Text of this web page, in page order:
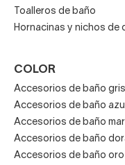
Toalleros de baño
Hornacinas y nichos de
COLOR
Accesorios de baño
Accesorios de baño
Accesorios de baño
Accesorios de baño
Accesorios de baño